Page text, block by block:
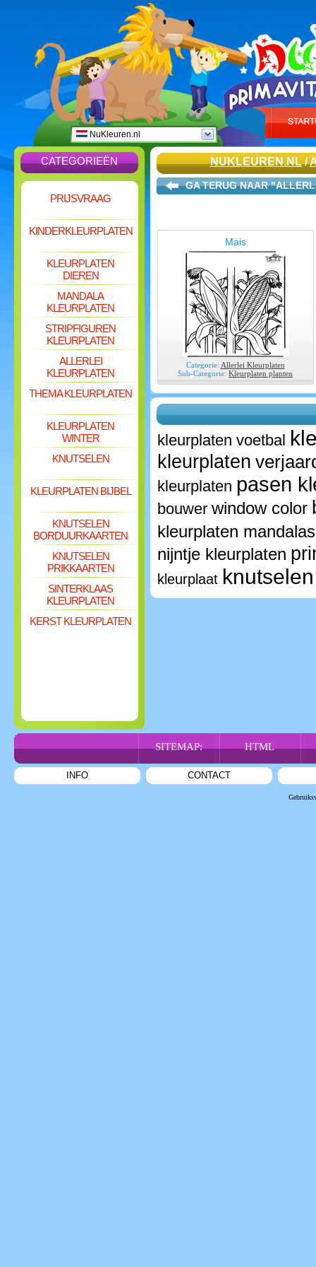
NuKleuren.nl
CATEGORIEËN
PRIJSVRAAG
KINDERKLEURPLATEN
KLEURPLATEN
DIEREN
MANDALA
KLEURPLATEN
STRIPFIGUREN
KLEURPLATEN
ALLERLEI
KLEURPLATEN
THEMA KLEURPLATEN
KLEURPLATEN
WINTER
KNUTSELEN
KLEURPLATEN BIJBEL
KNUTSELEN
BORDUURKAARTEN
KNUTSELEN
PRIKKAARTEN
SINTERKLAAS
KLEURPLATEN
KERST KLEURPLATEN
NUKLEUREN.NL/
GA TERUG NAAR
Mais
Categorie: Allerlei Kleurplaten
Sub-Categorie: Kleurplaten planten
kleurplaten voetbal
kleurplaten
kleurplaten pasen
bouwer window color
kleurplaten mandalas
nijntje kleurplaten
kleurplaat
SITEMAP: HTML
INFO CONTACT